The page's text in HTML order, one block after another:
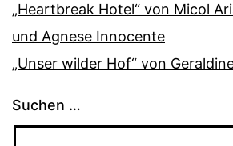
„Heartbreak Hotel“ von Micol
und Agnese Innocente
„Unser wilder Hof“ von
Suchen …